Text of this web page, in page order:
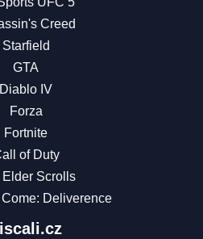
Creed
Starfield
GTA
Diablo IV
Forza
Fortnite
of Duty
Scrolls
Deliverence